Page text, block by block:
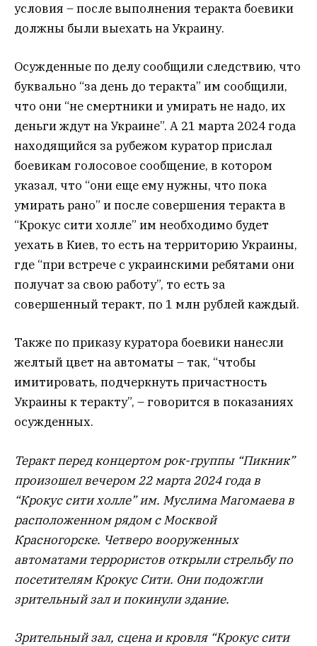
условия – после выполнения теракта боевики
должны были выехать на Украину.
Осужденные по делу сообщили следствию, что
буквально “за день до теракта” им сообщили,
что они “не смертники и умирать не надо, их
деньги ждут на Украине”. А 21 марта 2024 года
находящийся за рубежом куратор прислал
боевикам голосовое сообщение, в котором
указал, что “они еще ему нужны, что пока
умирать рано” и после совершения теракта в
“Крокус сити холле” им необходимо будет
уехать в Киев, то есть на территорию Украины,
где “при встрече с украинскими ребятами они
получат за свою работу”, то есть за
совершенный теракт, по 1 млн рублей каждый.
Также по приказу куратора боевики нанесли
желтый цвет на автоматы – так, “чтобы
имитировать, подчеркнуть причастность
Украины к теракту”, – говорится в показаниях
осужденных.
Теракт перед концертом рок-группы “Пикник”
произошел вечером 22 марта 2024 года в
“Крокус сити холле” им. Муслима Магомаева в
расположенном рядом с Москвой
Красногорске. Четверо вооруженных
автоматами террористов открыли стрельбу по
посетителям Крокус Сити. Они подожгли
зрительный зал и покинули здание.
Зрительный зал, сцена и кровля “Крокус сити